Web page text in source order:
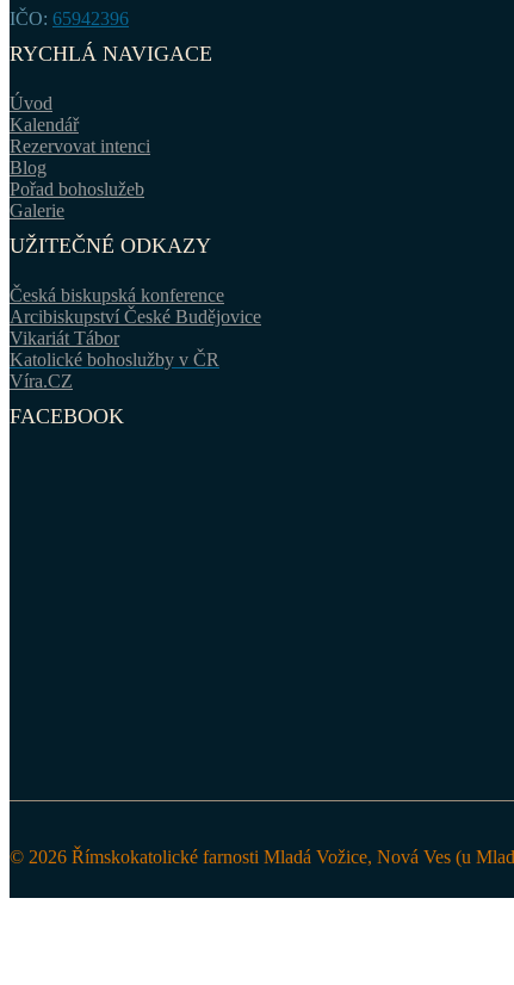
IČO: 65942396
RYCHLÁ NAVIGACE
Úvod
Kalendář
Rezervovat intenci
Blog
Pořad bohoslužeb
Galerie
UŽITEČNÉ ODKAZY
Česká biskupská konference
Arcibiskupství České Budějovice
Vikariát Tábor
Katolické bohoslužby v ČR
Víra.CZ
FACEBOOK
© 2026 Římskokatolické farnosti Mladá Vožice, Nová Ves (u